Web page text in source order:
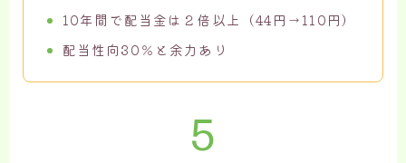
10年間で配当金は２倍以上（44円→110円）
配当性向30％と余力あり
5